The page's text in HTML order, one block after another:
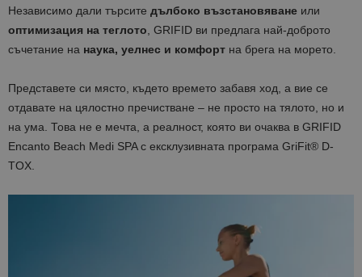
Независимо дали търсите дълбоко възстановяване или
оптимизация на теглото, GRIFID ви предлага най-доброто
съчетание на наука, уелнес и комфорт на брега на морето.
Представете си място, където времето забавя ход, а вие се
отдавате на цялостно пречистване – не просто на тялото, но и
на ума. Това не е мечта, а реалност, която ви очаква в GRIFID
Encanto Beach Medi SPA с ексклузивната програма GriFit® D-
TOX.